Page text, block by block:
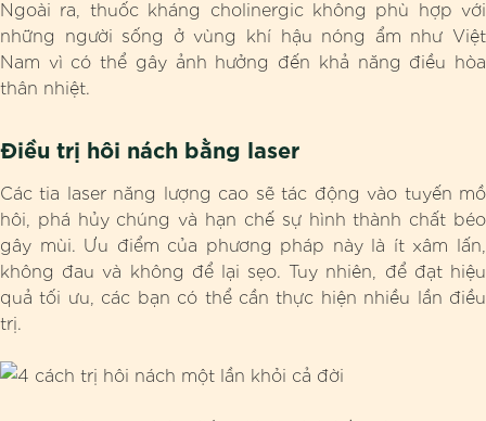
Ngoài ra, thuốc kháng cholinergic không phù hợp với
những người sống ở vùng khí hậu nóng ẩm như Việt
Nam vì có thể gây ảnh hưởng đến khả năng điều hòa
thân nhiệt.
Điều trị hôi nách bằng laser
Các tia laser năng lượng cao sẽ tác động vào tuyến mồ
hôi, phá hủy chúng và hạn chế sự hình thành chất béo
gây mùi. Ưu điểm của phương pháp này là ít xâm lấn,
không đau và không để lại sẹo. Tuy nhiên, để đạt hiệu
quả tối ưu, các bạn có thể cần thực hiện nhiều lần điều
trị.